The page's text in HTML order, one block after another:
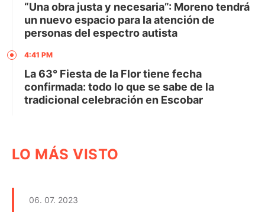
“Una obra justa y necesaria”: Moreno tendrá
un nuevo espacio para la atención de
personas del espectro autista
4:41 PM
La 63° Fiesta de la Flor tiene fecha
confirmada: todo lo que se sabe de la
tradicional celebración en Escobar
LO MÁS VISTO
06. 07. 2023